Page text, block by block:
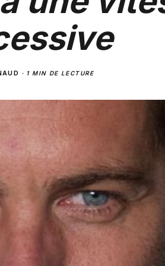
· 1 MIN DE LECTURE